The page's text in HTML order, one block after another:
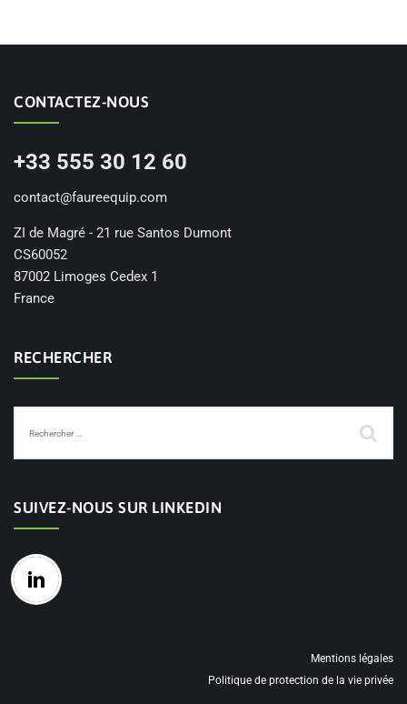
CONTACTEZ-NOUS
+33 555 30 12 60
contact@faureequip.com
ZI de Magré - 21 rue Santos Dumont
CS60052
87002 Limoges Cedex 1
France
RECHERCHER
SUIVEZ-NOUS SUR LINKEDIN
Mentions légales
Politique de protection de la vie privée